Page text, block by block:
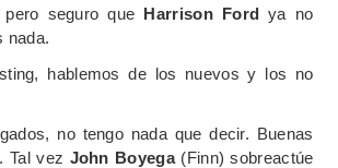
seguro que Harrison Ford ya no
nada.
hablemos de los nuevos y los no
no tengo nada que decir. Buenas
Tal vez John Boyega(Finn) sobreactúe